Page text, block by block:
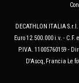
DECATHLON ITALIA
Euro 12.500.000 i.v. -
P.IVA. 11005760159 -
D'Ascq, Francia Le